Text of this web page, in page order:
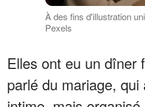
À des fins d'illustration
Pexels
Elles ont eu un dîner
parlé du mariage,